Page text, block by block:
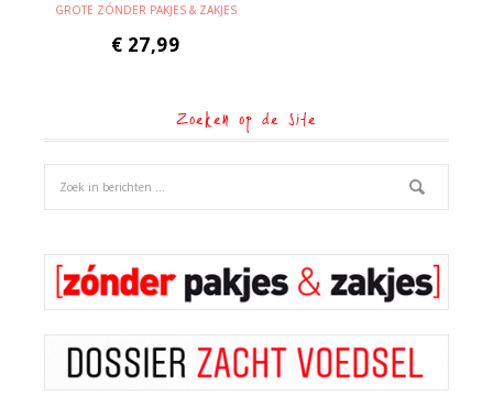
GROTE ZÓNDER PAKJES & ZAKJES
€ 27,99
Zoeken op de site